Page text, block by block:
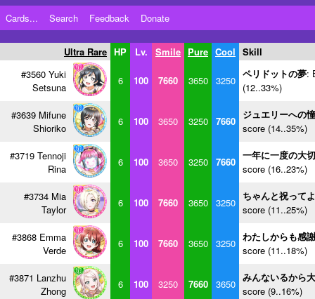
Cards... Search Feedback Donate
Ultra Rare HP Lv. Smile Pure Cool Skill
#3560 Yuki
Setsuna
6 100 7660 3650 3250
ペリドットの夢:
(12..33%)
#3639 Mifune
Shioriko
6 100 3650 3250 7660
ジュエリーへの
score (14..35%)
#3719 Tennoji
Rina
6 100 3650 3250 7660
一年に一度の大
score (16..23%)
#3734 Mia
Taylor
6 100 7660 3650 3250
ちゃんと祝って
score (11..25%)
#3868 Emma
Verde
6 100 7660 3650 3250
わたしからも感
score (11..18%)
#3871 Lanzhu
Zhong
6 100 3250 7660 3650
みんないるから
score (9..16%)